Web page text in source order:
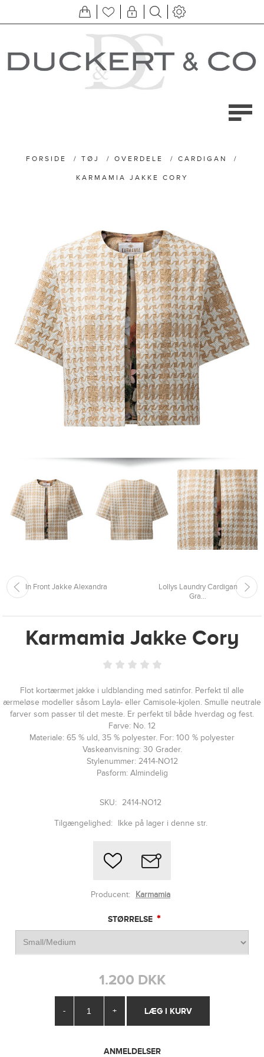
FORSIDE / TØJ / OVERDELE / CARDIGAN /
KARMAMIA JAKKE CORY
In Front Jakke Alexandra
Lollys Laundry Cardigan
Gra...
Karmamia Jakke Cory
Flot kortærmet jakke i uldblanding med satinfor. Perfekt til alle
ærmeløse modeller såsom Layla- eller Camisole-kjolen. Smulle neutrale
farver som passer til det meste. Er perfekt til både hverdag og fest.
Farve: No. 12
Materiale: 65 % uld, 35 % polyester. For: 100 % polyester
Vaskeanvisning: 30 Grader.
Stylenummer: 2414-NO12
Pasform: Almindelig
SKU: 2414-NO12
Tilgængelighed: Ikke på lager i denne str.
Producent: Karmamia
STØRRELSE *
1.200 DKK
- +
ANMELDELSER